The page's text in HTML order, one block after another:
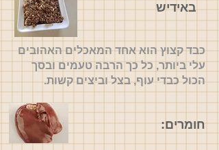
כבד קצוץ הוא אחד המאכלים האהובים
עלי ביותר, כל כך הרבה טעמים ובסך
הכול כבדי עוף, בצל וביצים קשות.
חומרים:
באידיש